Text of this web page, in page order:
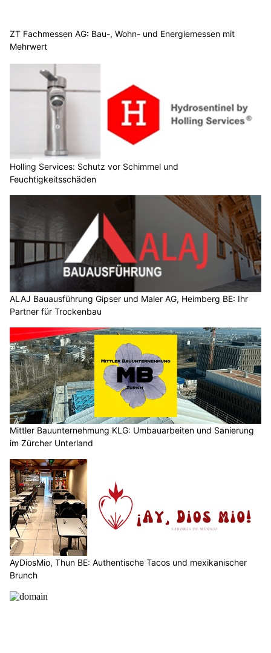
ZT Fachmessen AG: Bau-, Wohn- und Energiemessen mit
Mehrwert
Holling Services: Schutz vor Schimmel und
Feuchtigkeitsschäden
ALAJ Bauausführung Gipser und Maler AG, Heimberg BE: Ihr
Partner für Trockenbau
Mittler Bauunternehmung KLG: Umbauarbeiten und Sanierung
im Zürcher Unterland
AyDiosMio, Thun BE: Authentische Tacos und mexikanischer
Brunch